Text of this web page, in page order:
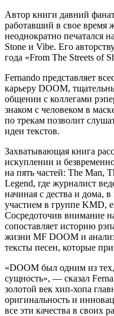
Автор книги давний
работавший в свое время
неоднократно печатался
Stone и Vibe. Его
года «From The Streets of
Fernando представляет
карьеру DOOM,
общении с коллегами
знаком с человеком в
по трекам позволит
идеи текстов.
Захватывающая книга
искуплении и
на пять частей: The Man,
Legend, где журналист
начиная с дества и дома,
участием в группе KMD,
Сосредоточив внимание
сопоставляет историю
жизни MF DOOM и
тексты песен, которые
«DOOM был одним из
сущность», — сказал
золотой век хип-хопа
оригинальность и
все эти качества в своих